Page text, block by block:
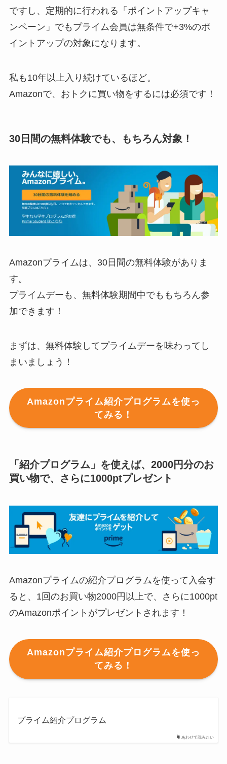
ですし、定期的に行われる「ポイントアップキャ
ンペーン」でもプライム会員は無条件で+3%のポ
イントアップの対象になります。
私も10年以上入り続けているほど。
Amazonで、おトクに買い物をするには必須です！
30日間の無料体験でも、もちろん対象！
Amazonプライムは、30日間の無料体験がありま
す。
プライムデーも、無料体験期間中でももちろん参
加できます！
まずは、無料体験してプライムデーを味わってし
まいましょう！
Amazonプライム紹介プログラムを使っ
てみる！
「紹介プログラム」を使えば、2000円分のお
買い物で、さらに1000ptプレゼント
Amazonプライムの紹介プログラムを使って入会す
ると、1回のお買い物2000円以上で、さらに1000pt
のAmazonポイントがプレゼントされます！
Amazonプライム紹介プログラムを使っ
てみる！
あわせて読みたい
プライム紹介プログラム